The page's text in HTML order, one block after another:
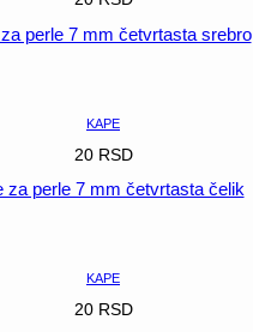
perle 7 mm četvrtasta srebro
KAPE
20 RSD
za perle 7 mm četvrtasta čelik
KAPE
20 RSD